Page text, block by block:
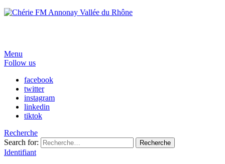
Menu
Follow us
facebook
twitter
instagram
linkedin
tiktok
Recherche
Search for:
Recherche
Identifiant